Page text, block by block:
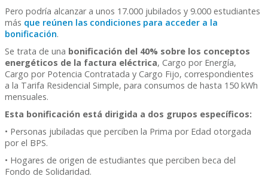
Pero podría alcanzar a unos 17.000 jubilados y 9.000 estudiantes
más que reúnen las condiciones para acceder a la
bonificación.
Se trata de una bonificación del 40% sobre los conceptos
energéticos de la factura eléctrica, Cargo por Energía,
Cargo por Potencia Contratada y Cargo Fijo, correspondientes
a la Tarifa Residencial Simple, para consumos de hasta 150 kWh
mensuales.
Esta bonificación está dirigida a dos grupos específicos:
• Personas jubiladas que perciben la Prima por Edad otorgada
por el BPS.
• Hogares de origen de estudiantes que perciben beca del
Fondo de Solidaridad.